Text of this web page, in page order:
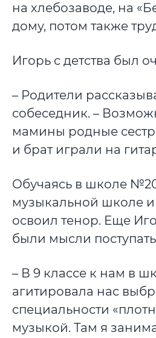
на хлебозаводе, на
дому, потом также
Игорь с детства был
– Родители
собеседник. –
мамины родные
и брат играли на
Обучаясь в школе
музыкальной школе
освоил тенор. Еще
были мысли
– В 9 классе к нам в
агитировала нас
специальности
музыкой. Там я